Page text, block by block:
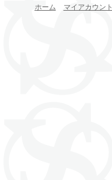
ホーム マイアカウント